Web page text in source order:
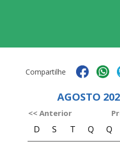
Compartilhe